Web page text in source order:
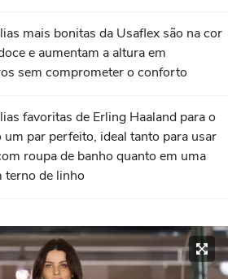
mais bonitas da Usaflex são na cor
e aumentam a altura em
sem comprometer o conforto
favoritas de Erling Haaland para o
um par perfeito, ideal tanto para usar
roupa de banho quanto em uma
terno de linho